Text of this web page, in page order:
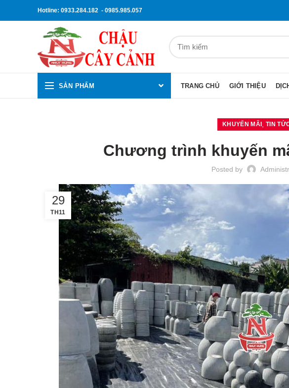
Hotline: 0933.284.182 - 0985.985.057
SẢN PHẨM TRANG CHỦ GIỚI THIỆU
KHUYẾN MÃI ,TIN
Chương trình khuyến
Posted by
29
TH11